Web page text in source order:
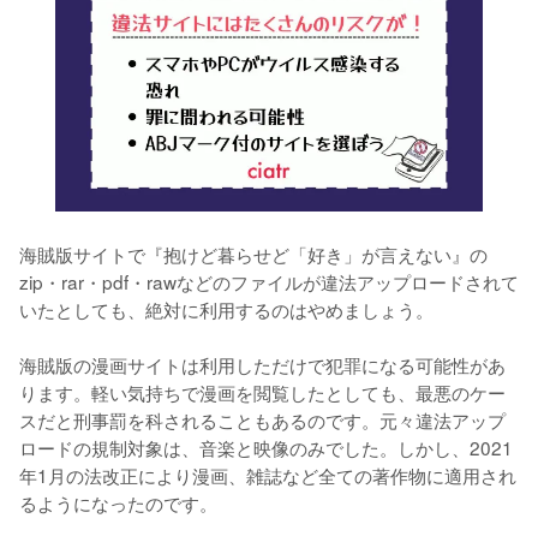
海賊版サイトで『抱けど暮らせど「好き」が言えない』の
zip・rar・pdf・rawなどのファイルが違法アップロードされて
いたとしても、絶対に利用するのはやめましょう。
海賊版の漫画サイトは利用しただけで犯罪になる可能性があ
ります。軽い気持ちで漫画を閲覧したとしても、最悪のケー
スだと刑事罰を科されることもあるのです。元々違法アップ
ロードの規制対象は、音楽と映像のみでした。しかし、2021
年1月の法改正により漫画、雑誌など全ての著作物に適用され
るようになったのです。